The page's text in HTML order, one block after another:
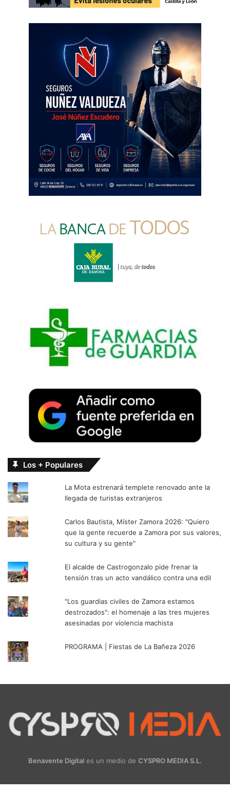
Los + Populares
La Mota estrenará templete renovado ante la
llegada de turistas extranjeros
Carlos Bautista, Míster Zamora 2026: "Quiero
que la gente recuerde a Zamora por sus valores,
su cultura y su gente"
El alcalde de Castrogonzalo pide frenar la
tensión tras un acto vandálico contra una edil
"Los guardias civiles de Zamora estamos
destrozados": el homenaje a las tres mujeres
asesinadas por violencia machista
PROGRAMA | Fiestas de La Bañeza 2026
Benavente Digital es un medio de CYSPRO MEDIA S.L.